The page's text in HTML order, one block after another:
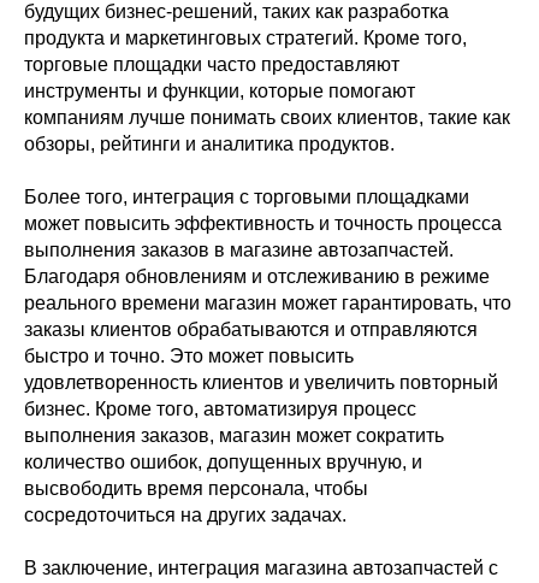
будущих бизнес-решений, таких как разработка
продукта и маркетинговых стратегий. Кроме того,
торговые площадки часто предоставляют
инструменты и функции, которые помогают
компаниям лучше понимать своих клиентов, такие как
обзоры, рейтинги и аналитика продуктов.
Более того, интеграция с торговыми площадками
может повысить эффективность и точность процесса
выполнения заказов в магазине автозапчастей.
Благодаря обновлениям и отслеживанию в режиме
реального времени магазин может гарантировать, что
заказы клиентов обрабатываются и отправляются
быстро и точно. Это может повысить
удовлетворенность клиентов и увеличить повторный
бизнес. Кроме того, автоматизируя процесс
выполнения заказов, магазин может сократить
количество ошибок, допущенных вручную, и
высвободить время персонала, чтобы
сосредоточиться на других задачах.
В заключение, интеграция магазина автозапчастей с